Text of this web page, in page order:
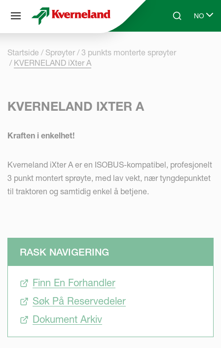
Skip to main contentSearchNO
Select
Startside Sprøyter
3 punkts monterte sprøyter
KVERNELAND iXter A
KVERNELAND IXTER A
Kraften i enkelhet!
Kverneland iXter A er en ISOBUS-kompatibel, profesjonelt
3 punkt montert sprøyte, med lav vekt, nær tyngdepunktet
til traktoren og samtidig enkel å betjene.
RASK NAVIGERING
Finn En Forhandler
Søk På Reservedeler
Dokument Arkiv
Panel for informasjonskapsler